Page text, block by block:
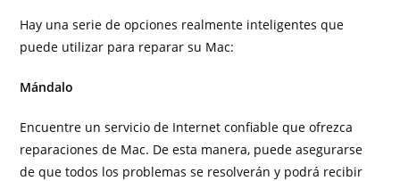
Hay una serie de opciones realmente inteligentes que
puede utilizar para reparar su Mac:
Mándalo
Encuentre un servicio de Internet confiable que ofrezca
reparaciones de Mac. De esta manera, puede asegurarse
de que todos los problemas se resolverán y podrá recibir